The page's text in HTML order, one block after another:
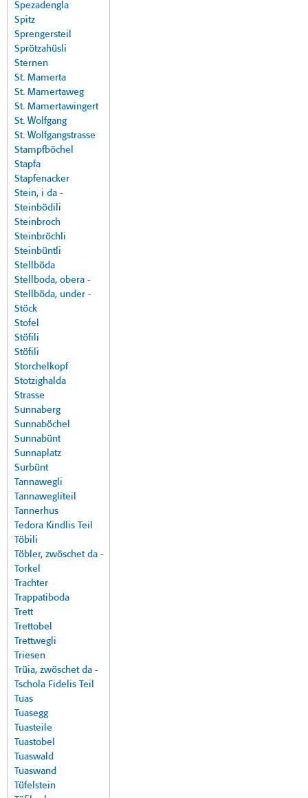
Spezadengla
Spitz
Sprengersteil
Sprötzahüsli
Sternen
St. Mamerta
St. Mamertaweg
St. Mamertawingert
St. Wolfgang
St. Wolfgangstrasse
Stampfböchel
Stapfa
Stapfenacker
Stein, i da -
Steinbödili
Steinbroch
Steinbröchli
Steinbüntli
Stellböda
Stellboda, obera -
Stellböda, under -
Stöck
Stofel
Stöfili
Stöfili
Storchelkopf
Stotzighalda
Strasse
Sunnaberg
Sunnaböchel
Sunnabünt
Sunnaplatz
Surbünt
Tannawegli
Tannawegliteil
Tannerhus
Tedora Kindlis Teil
Töbili
Töbler, zwöschet da -
Torkel
Trachter
Trappatiboda
Trett
Trettobel
Trettwegli
Triesen
Trüia, zwöschet da -
Tschola Fidelis Teil
Tuas
Tuasegg
Tuasteile
Tuastobel
Tuaswald
Tuaswand
Tüfelstein